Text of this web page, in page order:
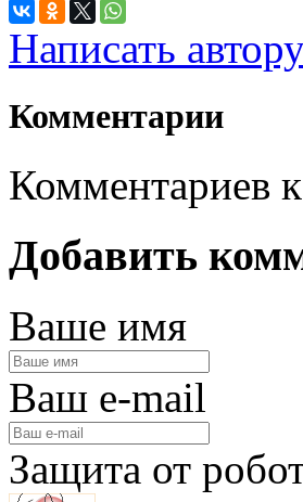
Написать
Комментарии
Комментариев
Добавить
Ваше имя
Ваш e-mail
Защита от